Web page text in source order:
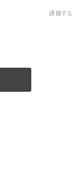
通報する